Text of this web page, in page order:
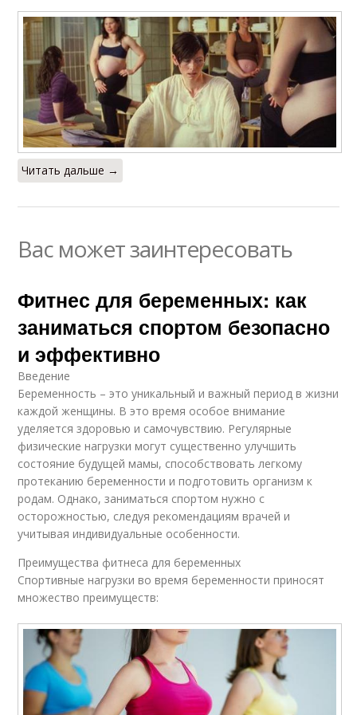
Читать дальше →
Вас может заинтересовать
Фитнес для беременных: как
заниматься спортом безопасно
и эффективно
Введение
Беременность – это уникальный и важный период в жизни
каждой женщины. В это время особое внимание
уделяется здоровью и самочувствию. Регулярные
физические нагрузки могут существенно улучшить
состояние будущей мамы, способствовать легкому
протеканию беременности и подготовить организм к
родам. Однако, заниматься спортом нужно с
осторожностью, следуя рекомендациям врачей и
учитывая индивидуальные особенности.
Преимущества фитнеса для беременных
Спортивные нагрузки во время беременности приносят
множество преимуществ: